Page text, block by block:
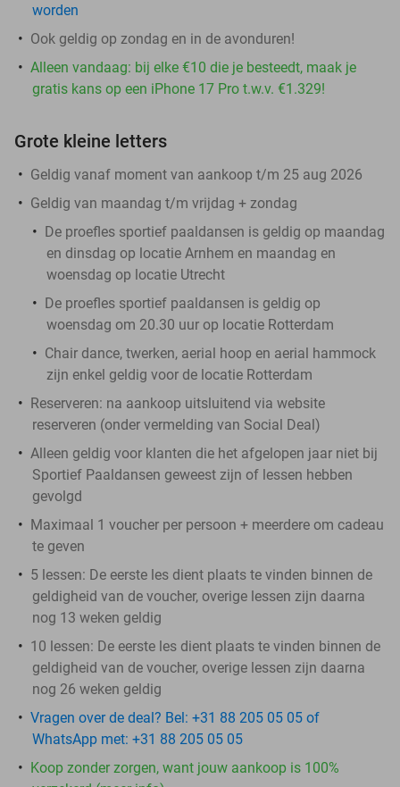
worden
Ook geldig op zondag en in de avonduren!
Alleen vandaag: bij elke €10 die je besteedt, maak je
gratis kans op een iPhone 17 Pro t.w.v. €1.329!
Grote kleine letters
Geldig vanaf moment van aankoop t/m 25 aug 2026
Geldig van maandag t/m vrijdag + zondag
De proefles sportief paaldansen is geldig op maandag
en dinsdag op locatie Arnhem en maandag en
woensdag op locatie Utrecht
De proefles sportief paaldansen is geldig op
woensdag om 20.30 uur op locatie Rotterdam
Chair dance, twerken, aerial hoop en aerial hammock
zijn enkel geldig voor de locatie Rotterdam
Reserveren: na aankoop uitsluitend via website
reserveren (onder vermelding van Social Deal)
Alleen geldig voor klanten die het afgelopen jaar niet bij
Sportief Paaldansen geweest zijn of lessen hebben
gevolgd
Maximaal 1 voucher per persoon + meerdere om cadeau
te geven
5 lessen: De eerste les dient plaats te vinden binnen de
geldigheid van de voucher, overige lessen zijn daarna
nog 13 weken geldig
10 lessen: De eerste les dient plaats te vinden binnen de
geldigheid van de voucher, overige lessen zijn daarna
nog 26 weken geldig
Vragen over de deal? Bel: +31 88 205 05 05 of
WhatsApp met: +31 88 205 05 05
Koop zonder zorgen, want jouw aankoop is 100%